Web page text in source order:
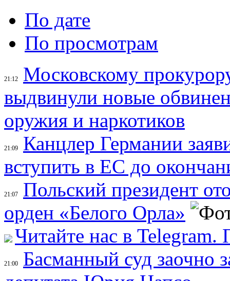
По дате
По просмотрам
21:12
Московскому
выдвинули новые
оружия и наркотиков
21:09
Канцлер Германии
вступить в ЕС до
21:07
Польский президент
орден «Белого Орла»
Читайте нас в
21:00
Басманный суд заочно